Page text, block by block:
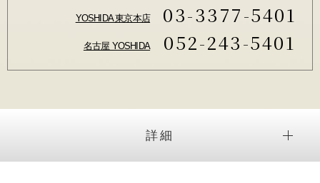
YOSHIDA 東京本店 03-3377-5401
名古屋 YOSHIDA 052-243-5401
詳細